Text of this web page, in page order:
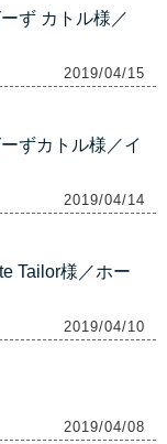
ず カトル様／
2019/04/15
ずカトル様／イ
2019/04/14
Tailor様／ホー
2019/04/10
2019/04/08